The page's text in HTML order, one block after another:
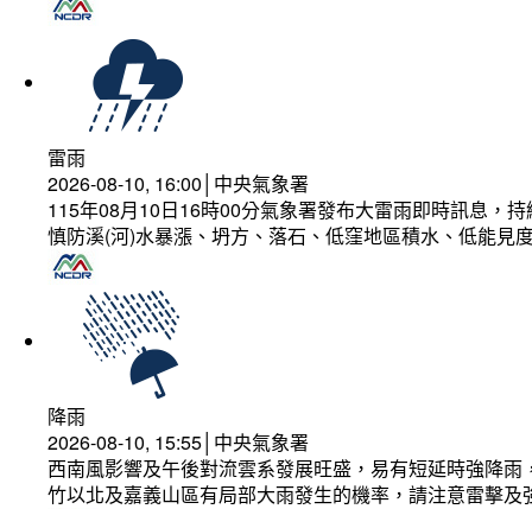
雷雨
2026-08-10, 16:00│中央氣象署
115年08月10日16時00分氣象署發布大雷雨即時訊息，
慎防溪(河)水暴漲、坍方、落石、低窪地區積水、低能見
降雨
2026-08-10, 15:55│中央氣象署
西南風影響及午後對流雲系發展旺盛，易有短延時強降
竹以北及嘉義山區有局部大雨發生的機率，請注意雷擊